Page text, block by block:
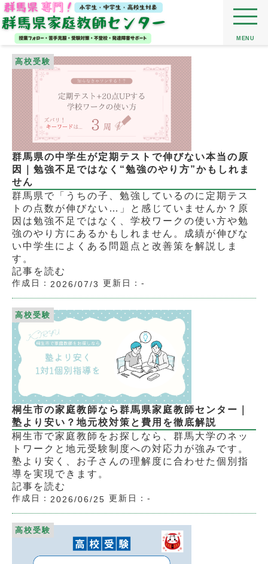
MENU
高校受験
群馬県の中学生が定期テストで伸びない本当の原
因｜勉強不足ではなく“勉強のやり方”かもしれま
せん
群馬県で「うちの子、勉強しているのに定期テス
トの点数が伸びない…」と感じていませんか？原
因は勉強不足ではなく、学校ワークの使い方や勉
強のやり方にあるかもしれません。成績が伸びな
い中学生によくある問題点と改善策を解説しま
す。
記事を読む
作成日： 2026/07/3 更新日： -
高校受験
桐生市の家庭教師なら群馬県家庭教師センター｜
塾より安い？地元校対策と費用を徹底解説
桐生市で家庭教師をお探しなら、群馬大学のネッ
トワークと地元受験制度への対応力が強みです。
塾より安く、お子さんの理解度に合わせた個別指
導を実現できます。
記事を読む
作成日： 2026/06/25 更新日： -
高校受験